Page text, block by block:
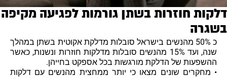
חוזרות בשתן גורמות לפגיעה מקיפה
כ 50% מהנשים בישראל סובלות מדלקת אקוטית בשתן במהלך
שנה, ועד 15% מהנשים סובלות מדלקות חוזרות ונשנות, כאשר
ההשפעות של הדלקת מורגשות בכל אספקט בחייהן.
• מחקרים שונים מצאו כי יותר ממחצית מהנשים עם דלקות